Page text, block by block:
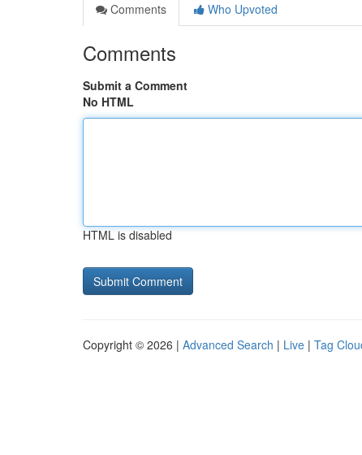
Comments
Who Upvoted
Comments
Submit a Comment
No HTML
HTML is disabled
Copyright © 2026 | Advanced Search | Live | Tag